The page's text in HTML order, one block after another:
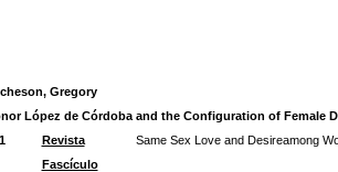
Gregory
López de Córdoba and the Configuration of Female
Revista
Same Sex Love and Desireamong
Fascículo